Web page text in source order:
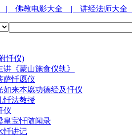
| 佛教电影大全 | 讲经法师大全
忏仪)
《蒙山施食仪轨》
萨忏愿仪
如来本愿功德经及忏仪
忏法教授
仪
皇宝忏随闻录
忏讲记